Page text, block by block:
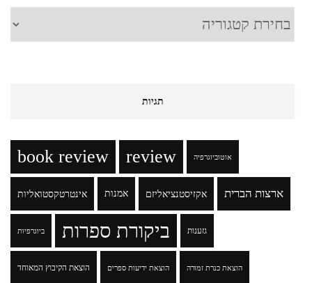
קטגוריות
תגיות
book review review אוטוביוגרפיה
אינטרטקסטואליות אמנות אקזיסטנציאליזם ארצות הברית
ביוגרפיות ביקורת ספרות גזענות
הוצאת הקיבוץ המאוחד הוצאת ידיעות ספרים הוצאת כנרת זמורה